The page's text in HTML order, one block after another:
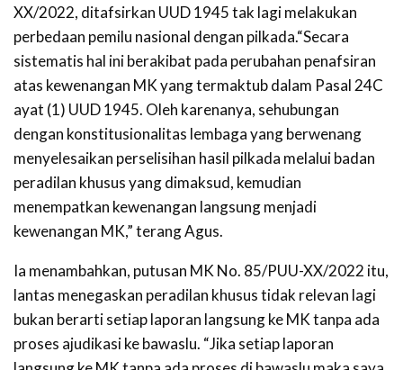
XX/2022, ditafsirkan UUD 1945 tak lagi melakukan
perbedaan pemilu nasional dengan pilkada.“Secara
sistematis hal ini berakibat pada perubahan penafsiran
atas kewenangan MK yang termaktub dalam Pasal 24C
ayat (1) UUD 1945. Oleh karenanya, sehubungan
dengan konstitusionalitas lembaga yang berwenang
menyelesaikan perselisihan hasil pilkada melalui badan
peradilan khusus yang dimaksud, kemudian
menempatkan kewenangan langsung menjadi
kewenangan MK,” terang Agus.
Ia menambahkan, putusan MK No. 85/PUU-XX/2022 itu,
lantas menegaskan peradilan khusus tidak relevan lagi
bukan berarti setiap laporan langsung ke MK tanpa ada
proses ajudikasi ke bawaslu. “Jika setiap laporan